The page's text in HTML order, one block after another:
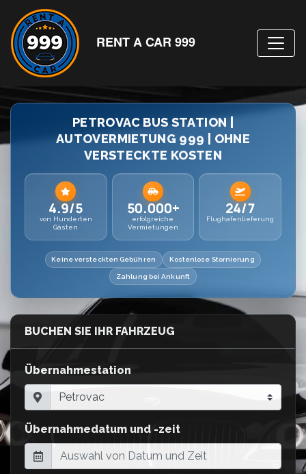
RENT A CAR 999
PETROVAC BUS STATION |
AUTOVERMIETUNG 999 | OHNE
VERSTECKTE KOSTEN
4.9/5
von Hunderten
Gästen
50.000+
erfolgreiche
Vermietungen
24/7
Flughafenlieferung
Keine versteckten Gebühren Kostenlose Stornierung
Zahlung bei Ankunft
BUCHEN SIE IHR FAHRZEUG
Übernahmestation
Übernahmedatum und -zeit